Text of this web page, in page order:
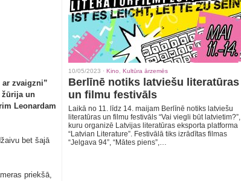
zvaigzni”
žūrija un
Leonardam
bet šajā
priekšā,
10/05/2023 · Kino Kultūra ārzemēs
Berlīnē notiks latviešu literatūras
un filmu festivāls
Laikā no 11. līdz 14. maijam Berlīnē notiks latviešu
literatūras un filmu festivāls “Vai viegli būt latvietim?”,
kuru organizē Latvijas literatūras eksporta platforma
“Latvian Literature”. Festivālā tiks izrādītas filmas
“Jelgava 94”, “Mātes piens”,…